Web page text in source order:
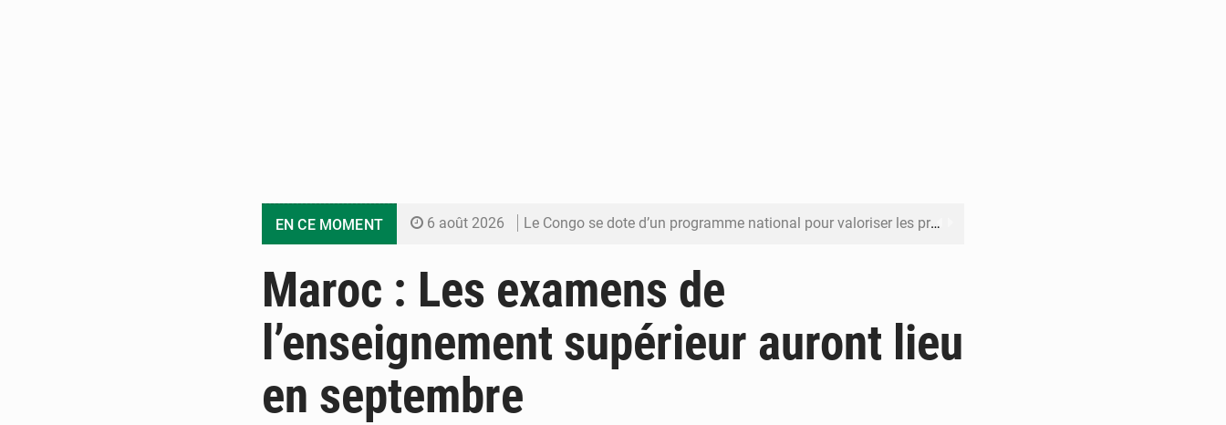
EN CE MOMENT 6 août 2026 Le Congo se dote d’un programme national pour valoriser les produits forestiers non ligneux
5 août 2026 Cémac : la Commission présente à Denis Sassou N’Guesso sa feuille de route
5 août 2026 Assassinat de l’entrepreneur sportif Vally Amisi : le principal suspect arrêté à Brazzaville
5 août 2026
Maroc : Les examens de
l’enseignement supérieur auront lieu
en septembre